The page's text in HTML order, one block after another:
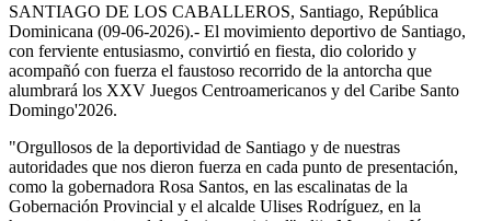
SANTIAGO DE LOS CABALLEROS, Santiago, República
Dominicana (09-06-2026).- El movimiento deportivo de Santiago,
con ferviente entusiasmo, convirtió en fiesta, dio colorido y
acompañó con fuerza el faustoso recorrido de la antorcha que
alumbrará los XXV Juegos Centroamericanos y del Caribe Santo
Domingo'2026.
"Orgullosos de la deportividad de Santiago y de nuestras
autoridades que nos dieron fuerza en cada punto de presentación,
como la gobernadora Rosa Santos, en las escalinatas de la
Gobernación Provincial y el alcalde Ulises Rodríguez, en la